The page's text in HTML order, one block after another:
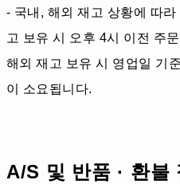
- 국내, 해외 재고 상황에 따
고 보유 시 오후 4시 이전 주
해외 재고 보유 시 영업일 기준
이 소요됩니다.
A/S 및 반품 · 환불